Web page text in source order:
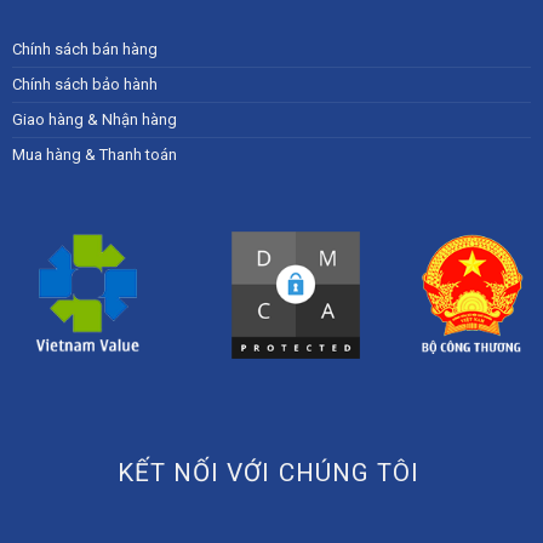
Chính sách bán hàng
Chính sách bảo hành
Giao hàng & Nhận hàng
Mua hàng & Thanh toán
KẾT NỐI VỚI CHÚNG TÔI